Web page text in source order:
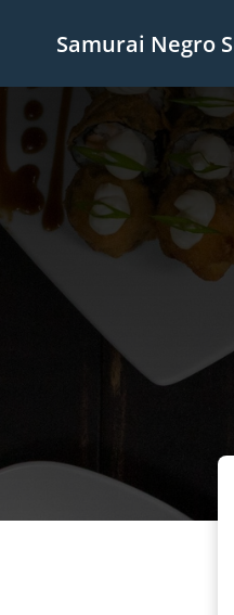
Samurai Negro